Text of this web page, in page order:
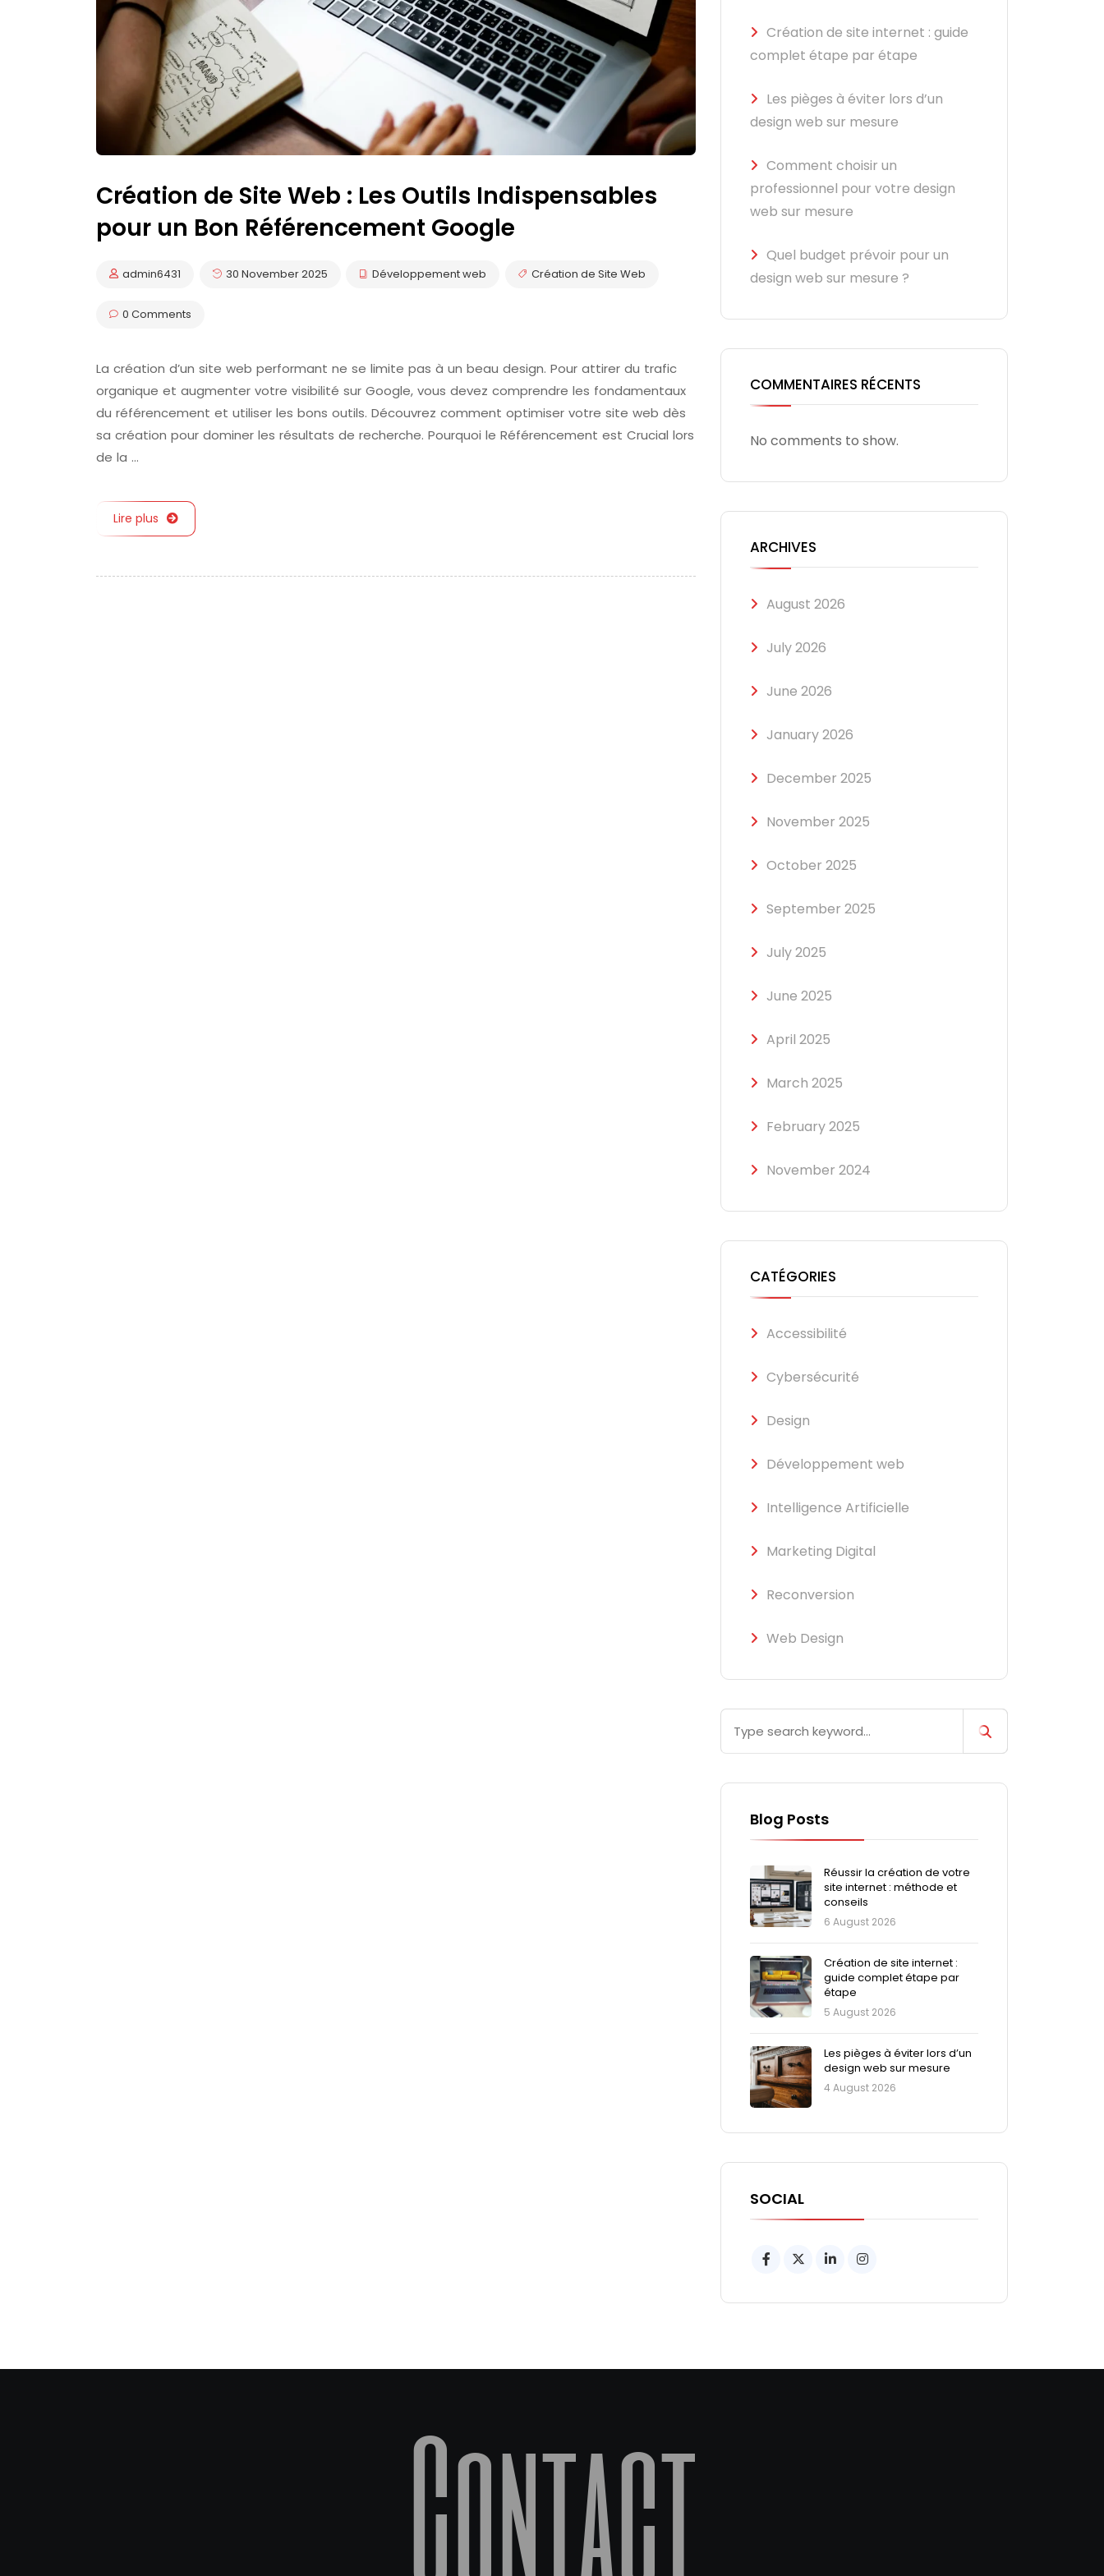
Création de Site Web : Les Outils Indispensables
pour un Bon Référencement Google
admin6431 30 November 2025 Développement web Création de Site Web
0 Comments
La création d’un site web performant ne se limite pas à un beau design. Pour attirer du trafic
organique et augmenter votre visibilité sur Google, vous devez comprendre les fondamentaux
du référencement et utiliser les bons outils. Découvrez comment optimiser votre site web dès
sa création pour dominer les résultats de recherche. Pourquoi le Référencement est Crucial lors
de la …
Lire plus
Création de site internet : guide
complet étape par étape
Les pièges à éviter lors d’un
design web sur mesure
Comment choisir un
professionnel pour votre design
web sur mesure
Quel budget prévoir pour un
design web sur mesure ?
COMMENTAIRES RÉCENTS
No comments to show.
ARCHIVES
August 2026
July 2026
June 2026
January 2026
December 2025
November 2025
October 2025
September 2025
July 2025
June 2025
April 2025
March 2025
February 2025
November 2024
CATÉGORIES
Accessibilité
Cybersécurité
Design
Développement web
Intelligence Artificielle
Marketing Digital
Reconversion
Web Design
Blog Posts
Réussir la création de votre
site internet : méthode et
conseils
6 August 2026
Création de site internet :
guide complet étape par
étape
5 August 2026
Les pièges à éviter lors d’un
design web sur mesure
4 August 2026
SOCIAL
Contact